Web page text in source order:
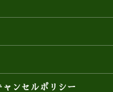
ンセルポリシー